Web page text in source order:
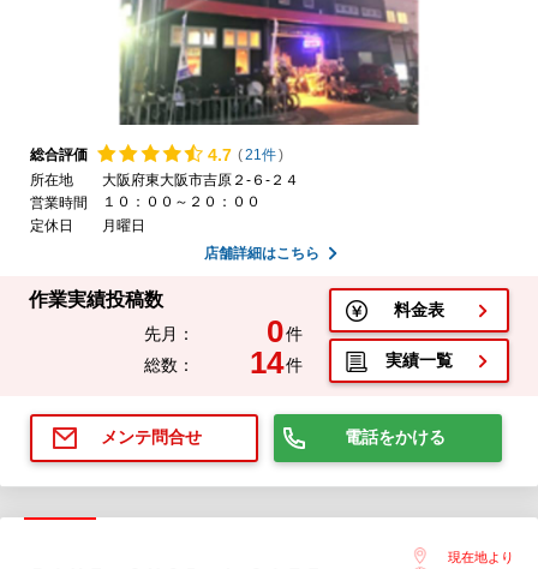
総合評価 4.7 (21件)
所在地
大阪府東大阪市吉原２-６-２４
営業時間
１０：００～２０：００
定休日
月曜日
店舗詳細はこちら
作業実績投稿数
先月： 0件
総数：
14件
料金表
実績一覧
メンテ問合せ 電話をかける
現在地より